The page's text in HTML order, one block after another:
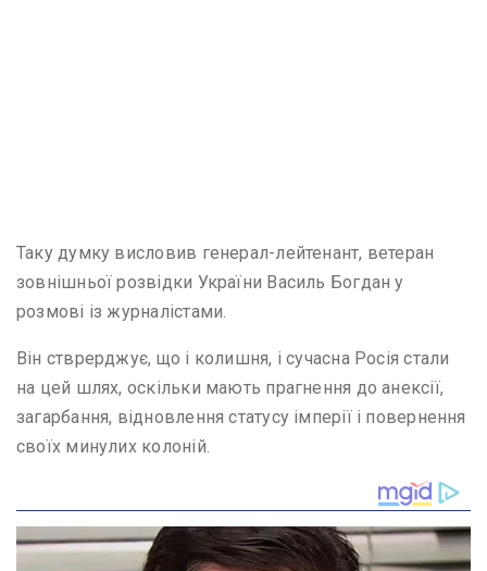
Таку думку висловив генерал-лейтенант, ветеран
зовнішньої розвідки України Василь Богдан у
розмові із журналістами.
Він стврерджує, що і колишня, і сучасна Росія стали
на цей шлях, оскільки мають прагнення до анексії,
загарбання, відновлення статусу імперії і повернення
своїх минулих колоній.